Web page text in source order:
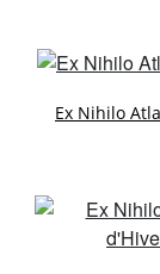
Ex Nihilo